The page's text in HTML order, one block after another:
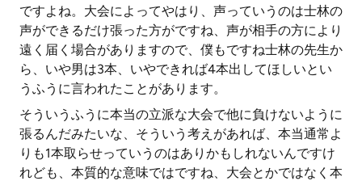
ですよね。大会によってやはり、声っていうのは士林の
声ができるだけ張った方がですね、声が相手の方により
遠く届く場合がありますので、僕もですね士林の先生か
ら、いや男は3本、いやできれば4本出してほしいとい
うふうに言われたことがあります。
そういうふうに本当の立派な大会で他に負けないように
張るんだみたいな、そういう考えがあれば、本当通常よ
りも1本取らせっていうのはありかもしれないんですけ
れども、本質的な意味ではですね、大会とかではなく本